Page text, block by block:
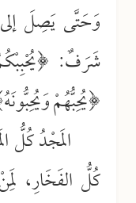
وَحَتَّى يَصِلَ
شَرَفٌ:
﴿يُحِبُّهُمْ
المَجْدُ كُلُّ
كُلُّ الفَخَارِ،